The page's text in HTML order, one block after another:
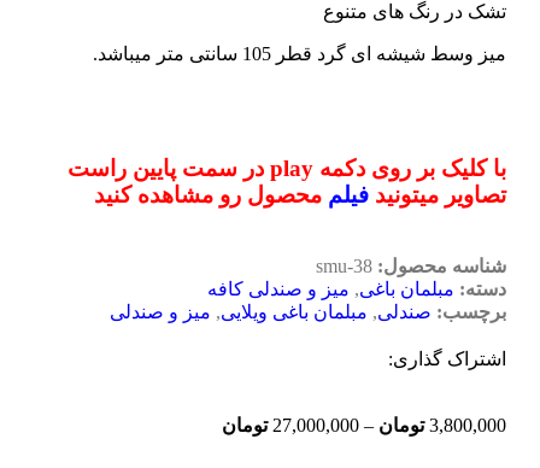
تشک در رنگ های متنوع
میز وسط شیشه ای گرد قطر 105 سانتی متر میباشد.
با کلیک بر روی دکمه play در سمت پایین راست
تصاویر میتونید فیلم محصول رو مشاهده کنید
شناسه محصول: smu-38
دسته: مبلمان باغی, میز و صندلی کافه
برچسب: صندلی, مبلمان باغی ویلایی, میز و صندلی
اشتراک گذاری:
3,800,000 تومان –
27,000,000 تومان